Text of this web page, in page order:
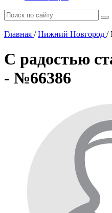
Главная / Нижний Новгород /
С радостью
- №66386